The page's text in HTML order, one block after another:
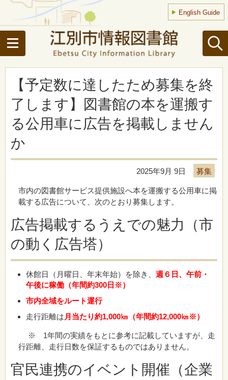
English Guide
【予定数に達したため募集を終
了します】図書館の本を運搬す
る公用車に広告を掲載しません
か
2025年9月 9日 募集
市内の図書館サービス提供施設へ本を運搬する公用車に掲
載する広告について、次のとおり募集します。
広告掲載するうえでの魅力（市
の動く広告塔）
休館日（月曜日、年末年始）を除き、 週６日、 午前・
午後に稼働 （年間約300日※）
市内全域をルート運行
走行距離は 月当たり約1,000㎞（年間約12,000㎞※）
※ 1年間の実績をもとに参考に記載していますが、走
行距離、走行日数を保証するものではありません。
官民連携のイベント開催（企業